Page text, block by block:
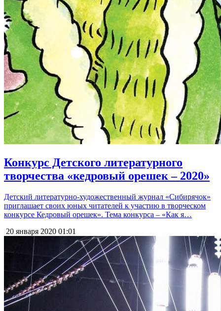
Конкурс Детского литературного
творчества «кедровый орешек – 2020»
Детский литературно-художественный журнал «Сибирячок»
приглашает своих юных читателей к участию в творческом
конкурсе Кедровый орешек». Тема конкурса – «Как я…
20 января 2020 01:01